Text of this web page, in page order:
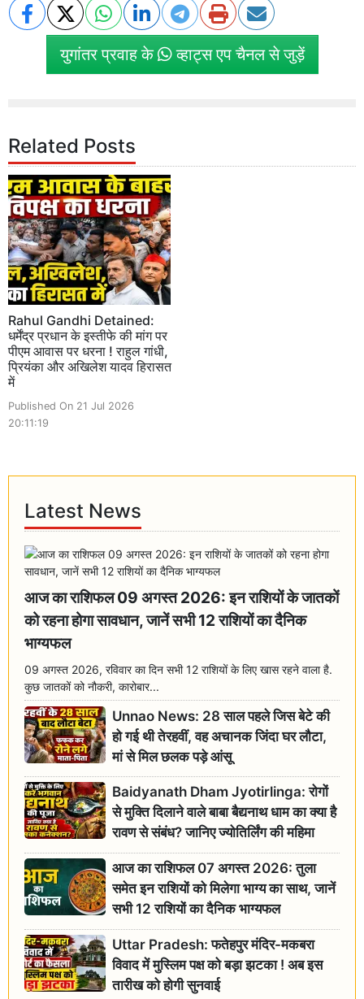
युगांतर प्रवाह के व्हाट्स एप चैनल से जुड़ें
Related Posts
Rahul Gandhi Detained:
धर्मेंद्र प्रधान के इस्तीफे की मांग पर
पीएम आवास पर धरना ! राहुल गांधी,
प्रियंका और अखिलेश यादव हिरासत
में
Published On 21 Jul 2026
20:11:19
Latest News
आज का राशिफल 09 अगस्त 2026: इन राशियों के जातकों
को रहना होगा सावधान, जानें सभी 12 राशियों का दैनिक
भाग्यफल
09 अगस्त 2026, रविवार का दिन सभी 12 राशियों के लिए खास रहने वाला है.
कुछ जातकों को नौकरी, कारोबार...
Unnao News: 28 साल पहले जिस बेटे की
हो गई थी तेरहवीं, वह अचानक जिंदा घर लौटा,
मां से मिल छलक पड़े आंसू
Baidyanath Dham Jyotirlinga: रोगों
से मुक्ति दिलाने वाले बाबा बैद्यनाथ धाम का क्या है
रावण से संबंध? जानिए ज्योतिर्लिंग की महिमा
आज का राशिफल 07 अगस्त 2026: तुला
समेत इन राशियों को मिलेगा भाग्य का साथ, जानें
सभी 12 राशियों का दैनिक भाग्यफल
Uttar Pradesh: फतेहपुर मंदिर-मकबरा
विवाद में मुस्लिम पक्ष को बड़ा झटका ! अब इस
तारीख को होगी सुनवाई